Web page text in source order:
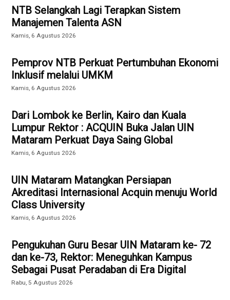
NTB Selangkah Lagi Terapkan Sistem
Manajemen Talenta ASN
Kamis, 6 Agustus 2026
Pemprov NTB Perkuat Pertumbuhan Ekonomi
Inklusif melalui UMKM
Kamis, 6 Agustus 2026
Dari Lombok ke Berlin, Kairo dan Kuala
Lumpur Rektor : ACQUIN Buka Jalan UIN
Mataram Perkuat Daya Saing Global
Kamis, 6 Agustus 2026
UIN Mataram Matangkan Persiapan
Akreditasi Internasional Acquin menuju World
Class University
Kamis, 6 Agustus 2026
Pengukuhan Guru Besar UIN Mataram ke- 72
dan ke-73, Rektor: Meneguhkan Kampus
Sebagai Pusat Peradaban di Era Digital
Rabu, 5 Agustus 2026